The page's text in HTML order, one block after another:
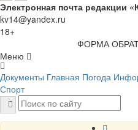
Электронная почта редакции
kv14@yandex.ru
18+
ФОРМА
Меню
Документы Главная Погода
Спорт